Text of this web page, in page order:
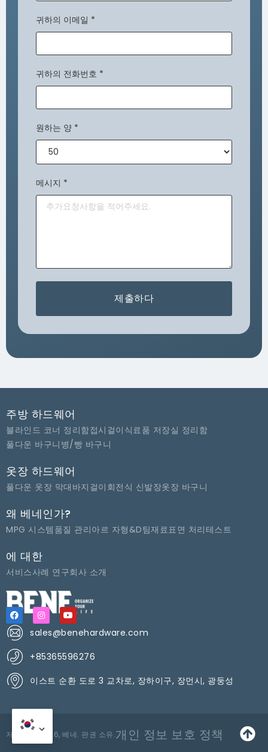
귀하의 이메일 *
귀하의 전화번호 *
원하는 양 *
메시지 *
제출하다
주방 하드웨어
블라인드 코너 정리함접시걸이 식료품 저장실 정리함
풀다운 바구니 병/빵 바구니
옷장 하드웨어
풀다운 옷장 막대 바지걸이 회전식 신발장옷장 바구니
왜 베네인가?
MPG 시스템 품질 관리아르 자형&D팀재료표면 처리테스트
에 대한
서비스사례 연구회사 소개
sales@benehardware.com
+85365596276
이스트 순환 도로 3 교차로, 장하이구, 장먼시, 광둥성
저작권 © 2026, 베네. 판권 소유.개인 정보 보호 정책